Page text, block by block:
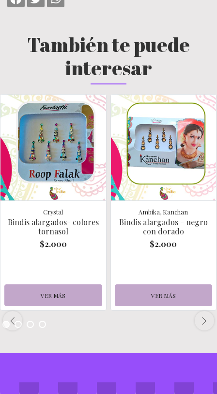
También te puede
interesar
Crystal
Bindis alargados- colores
tornasol
$2.000
VER MÁS
Ambika, Kanchan
Bindis alargados - negro
con dorado
$2.000
VER MÁS